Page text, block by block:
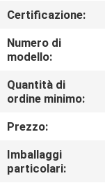
GIRO
DELLA
FABBRICA
CONTROLLO
DI
QUALITÀ
Certificazione:
Numero di
modello:
Quantità di
ordine minimo:
Prezzo:
Imballaggi
particolari: